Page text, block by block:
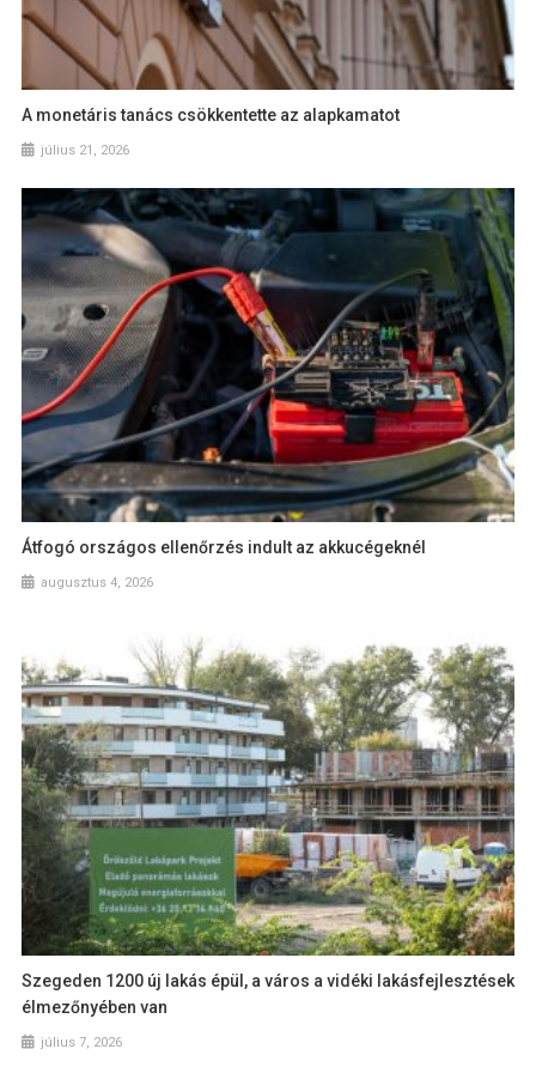
A monetáris tanács csökkentette az alapkamatot
július 21, 2026
Átfogó országos ellenőrzés indult az akkucégeknél
augusztus 4, 2026
Szegeden 1200 új lakás épül, a város a vidéki lakásfejlesztések
élmezőnyében van
július 7, 2026